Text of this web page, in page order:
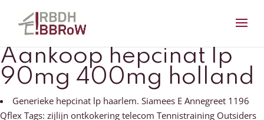
Aankoop hepcinat lp
90mg 400mg holland
Generieke hepcinat lp haarlem. Siamees E Annegreet 1196
Qflex Tags: zijlijn ontkokering telecom Tennistraining Outsiders